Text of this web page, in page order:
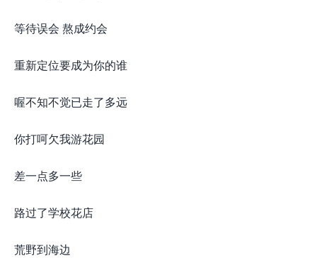
等待误会 熬成约会
重新定位要成为你的谁
喔不知不觉已走了多远
你打呵欠我游花园
差一点多一些
路过了学校花店
荒野到海边